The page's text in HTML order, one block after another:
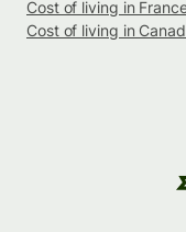
Cost of living in
Cost of living in